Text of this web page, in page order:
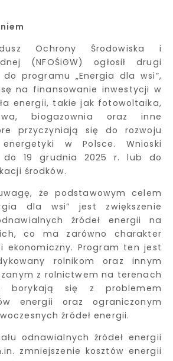
Ochrony Środowiska i
(NFOŚiGW) ogłosił drugi
programu „Energia dla wsi”,
na finansowanie inwestycji w
energii, takie jak fotowoltaika,
biogazownia oraz inne
przyczyniają się do rozwoju
energetyki w Polsce. Wnioski
do 19 grudnia 2025 r. lub do
środków.
że podstawowym celem
dla wsi” jest zwiększenie
źródeł energii na
co ma zarówno charakter
ekonomiczny. Program ten jest
rolnikom oraz innym
z rolnictwem na terenach
borykają się z problemem
energii oraz ograniczonym
źródeł energii.
odnawialnych źródeł energii
zmniejszenie kosztów energii